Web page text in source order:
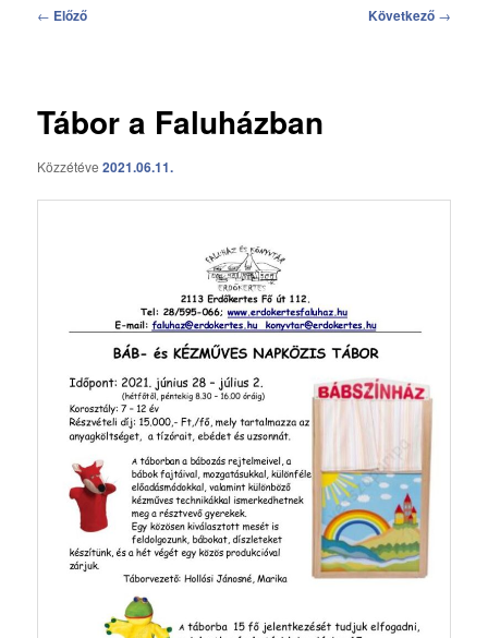
Bejegyzés
← Előző Következő →
Tábor a Faluházban
Közzétéve2021.06.11.